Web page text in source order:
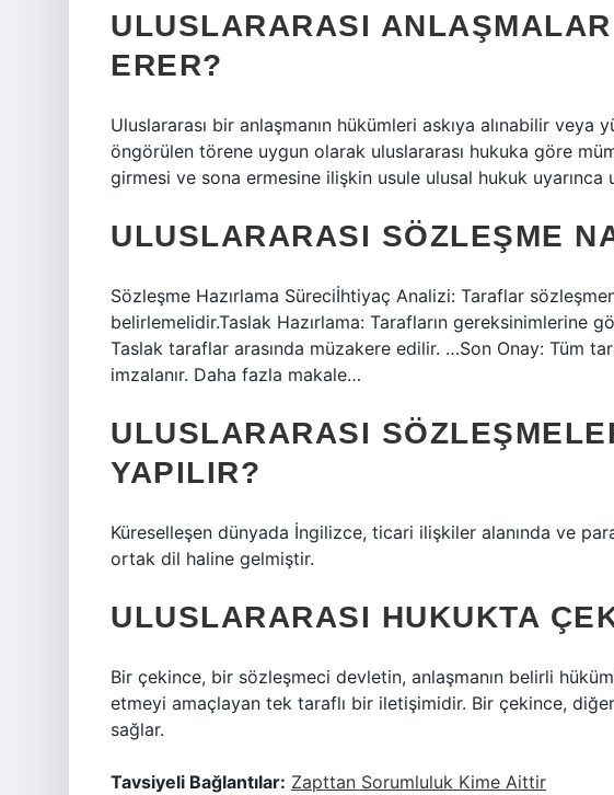
ULUSLARARASI
ERER?
Uluslararası bir anlaşmanın hükümleri askıya alınabilir veya
öngörülen törene uygun olarak uluslararası hukuka göre
girmesi ve sona ermesine ilişkin usule ulusal hukuk uyarınca
ULUSLARARASI SÖZLEŞME
Sözleşme Hazırlama Süreciİhtiyaç Analizi: Taraflar
belirlemelidir.Taslak Hazırlama: Tarafların gereksinimlerine
Taslak taraflar arasında müzakere edilir. …Son Onay: Tüm
imzalanır. Daha fazla makale…
ULUSLARARASI
YAPILIR?
Küreselleşen dünyada İngilizce, ticari ilişkiler alanında ve
ortak dil haline gelmiştir.
ULUSLARARASI HUKUKTA
Bir çekince, bir sözleşmeci devletin, anlaşmanın belirli
etmeyi amaçlayan tek taraflı bir iletişimidir. Bir çekince, diğer
sağlar.
Tavsiyeli Bağlantılar: Zapttan Sorumluluk Kime Aittir